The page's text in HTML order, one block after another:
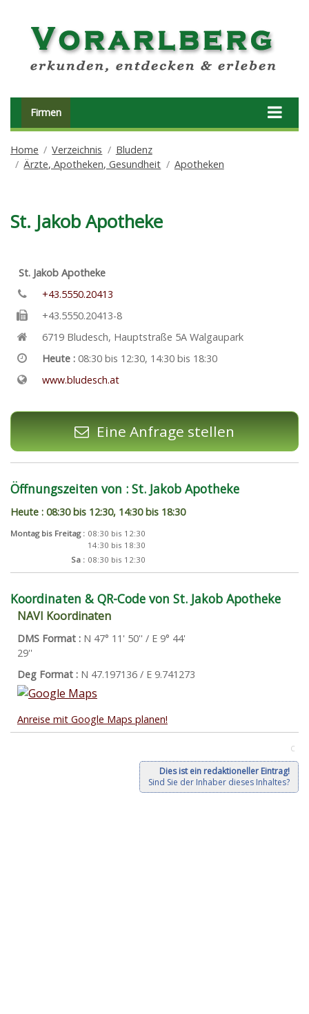
Firmen
Home Verzeichnis
Bludenz
Ärzte, Apotheken, Gesundheit
Apotheken
St. Jakob Apotheke
St. Jakob Apotheke
+43.5550.20413
+43.5550.20413-8
6719 Bludesch, Hauptstraße 5A Walgaupark
Heute : 08:30 bis 12:30, 14:30 bis 18:30
www.bludesch.at
Eine Anfrage stellen
Öffnungszeiten von : St. Jakob Apotheke
Heute : 08:30 bis 12:30, 14:30 bis 18:30
Montag bis Freitag : 08:30 bis 12:30
14:30 bis 18:30
Sa : 08:30 bis 12:30
Koordinaten & QR-Code von St. Jakob Apotheke
NAVI Koordinaten
DMS Format : N 47° 11' 50'' / E 9° 44'
29''
Deg Format : N 47.197136 / E 9.741273
Anreise mit Google Maps planen!
C
Dies ist ein redaktioneller Eintrag!
Sind Sie der Inhaber dieses Inhaltes?